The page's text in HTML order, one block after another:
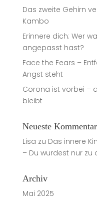
Das zweite Gehirn
Kambo
Erinnere dich: Wer
angepasst hast?
Face the Fears –
Angst steht
Corona ist vorbei –
bleibt
Neueste
Lisa zu Das innere
– Du wurdest nur
Archiv
Mai 2025